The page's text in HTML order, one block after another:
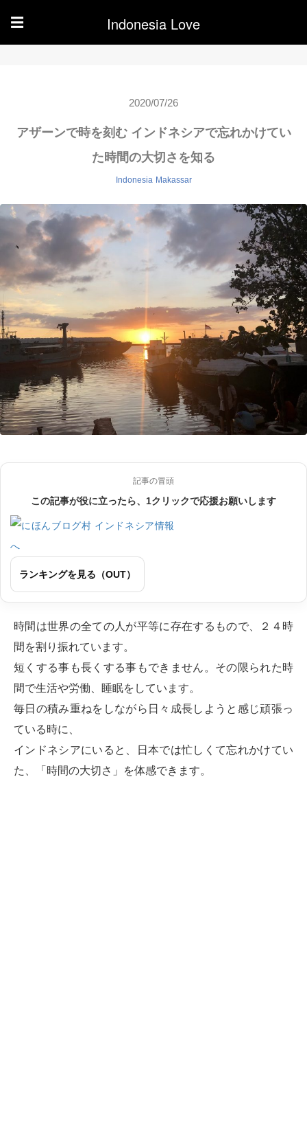
☰ Indonesia Love
2020/07/26
アザーンで時を刻む インドネシアで忘れかけてい
た時間の大切さを知る
Indonesia Makassar
記事の冒頭
この記事が役に立ったら、1クリックで応援お願いします
ランキングを見る（OUT）
時間は世界の全ての人が平等に存在するもので、２４時
間を割り振れています。
短くする事も長くする事もできません。その限られた時
間で生活や労働、睡眠をしています。
毎日の積み重ねをしながら日々成長しようと感じ頑張っ
ている時に、
インドネシアにいると、日本では忙しくて忘れかけてい
た、「時間の大切さ」を体感できます。